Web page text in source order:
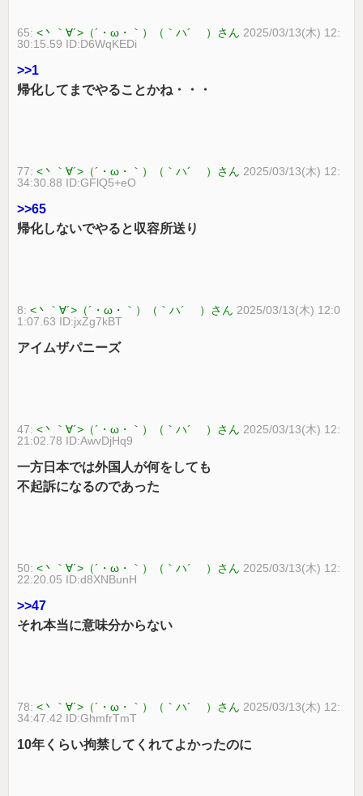
65:<丶｀∀´>（´・ω・｀）（｀ハ´ ）さん 2025/03/13(木) 12:
30:15.59 ID:D6WqKEDi
>>1
帰化してまでやることかね・・・
77:<丶｀∀´>（´・ω・｀）（｀ハ´ ）さん 2025/03/13(木) 12:
34:30.88 ID:GFlQ5+eO
>>65
帰化しないでやると収容所送り
8:<丶｀∀´>（´・ω・｀）（｀ハ´ ）さん 2025/03/13(木) 12:0
1:07.63 ID:jxZg7kBT
アイムザパニーズ
47:<丶｀∀´>（´・ω・｀）（｀ハ´ ）さん 2025/03/13(木) 12:
21:02.78 ID:AwvDjHq9
一方日本では外国人が何をしても
不起訴になるのであった
50:<丶｀∀´>（´・ω・｀）（｀ハ´ ）さん 2025/03/13(木) 12:
22:20.05 ID:d8XNBunH
>>47
それ本当に意味分からない
78:<丶｀∀´>（´・ω・｀）（｀ハ´ ）さん 2025/03/13(木) 12:
34:47.42 ID:GhmfrTmT
10年くらい拘禁してくれてよかったのに